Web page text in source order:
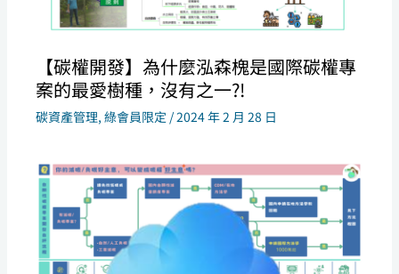
【碳權開發】為什麼泓森槐是國際碳權專
案的最愛樹種，沒有之一?!
碳資產管理,綠會員限定 /2024 年 2 月 28 日